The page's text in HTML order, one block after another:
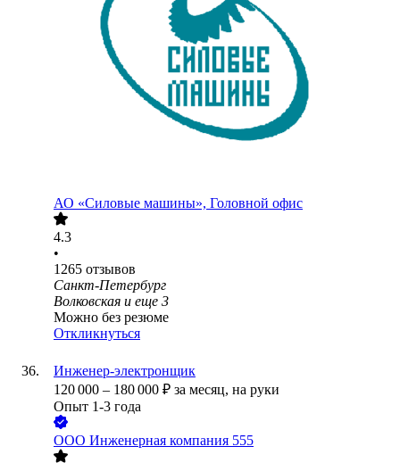
АО «Силовые машины», Головной офис
4.3
•
1265 отзывов
Санкт-Петербург
Волковская и еще 3
Можно без резюме
Откликнуться
Инженер-электронщик
120 000 – 180 000 ₽ за месяц, на руки
Опыт 1-3 года
ООО Инженерная компания 555